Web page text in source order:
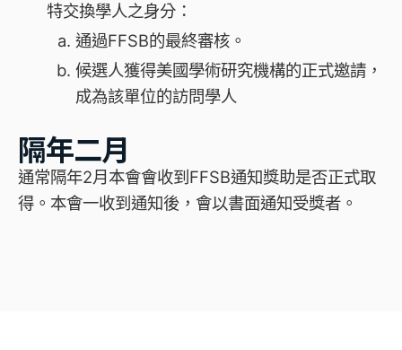
特交換學人之身分：
通過FFSB的最終審核。
候選人獲得美國學術研究機構的正式邀請，
成為該單位的訪問學人
隔年二月
通常隔年2月本會會收到FFSB通知獎助是否正式取
得。本會一收到通知後，會以書面通知受獎者。